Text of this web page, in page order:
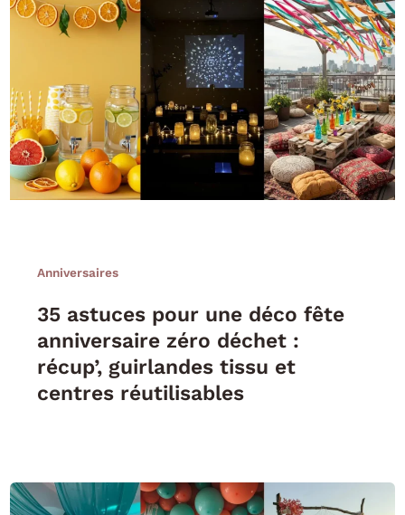
Anniversaires
35 astuces pour une déco fête
anniversaire zéro déchet :
récup’, guirlandes tissu et
centres réutilisables